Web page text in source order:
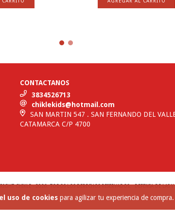
uso de cookies para agilizar tu experiencia de compra.
CONTACTANOS
3834526713
chiklekids@hotmail.com
SAN MARTIN 547 . SAN FERNANDO DEL
CATAMARCA C/P 4700
CHIKLE - 2026. TODOS LOS DERECHOS RESERVADOS. DEFENSA DE LAS